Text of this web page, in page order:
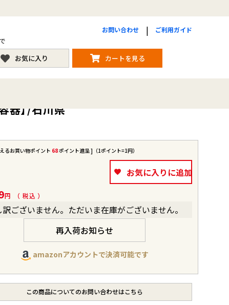
お問い合わせ ご利用ガイド
お気に入り カートを見る
器】/石川県
るお買い物ポイント 68ポイント進呈 ]（1ポイント=1円）
税込
訳ございません。ただいま在庫がございません。
お気に入りに追加
再入荷お知らせ
amazonアカウントで決済可能です
この商品についてのお問い合わせはこちら